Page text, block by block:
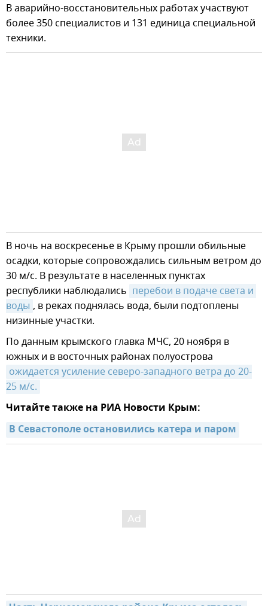
В аварийно-восстановительных работах участвуют
более 350 специалистов и 131 единица специальной
техники.
В ночь на воскресенье в Крыму прошли обильные
осадки, которые сопровождались сильным ветром до
30 м/с. В результате в населенных пунктах
республики наблюдались перебои в подаче света и
воды , в реках поднялась вода, были подтоплены
низинные участки.
По данным крымского главка МЧС, 20 ноября в
южных и в восточных районах полуострова
ожидается усиление северо-западного ветра до 20-
25 м/с.
Читайте также на РИА Новости Крым:
В Севастополе остановились катера и паром